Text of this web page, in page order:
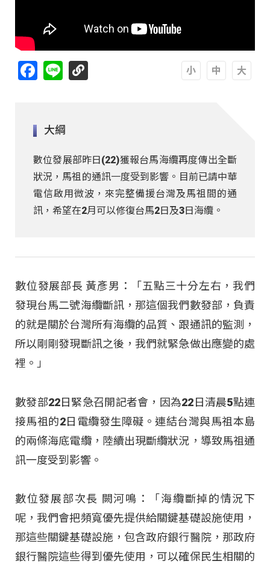
Facebook
Line
大綱
數位發展部昨日(22)獲報台馬海纜再度傳出全斷
狀況，馬祖的通訊一度受到影響。目前已請中華
電信啟用微波，來完整備援台灣及馬祖間的通
訊，希望在2月可以修復台馬2日及3日海纜。
數位發展部長 黃彥男：「五點三十分左右，我們
發現台馬二號海纜斷訊，那這個我們數發部，負責
的就是關於台灣所有海纜的品質、跟通訊的監測，
所以剛剛發現斷訊之後，我們就緊急做出應變的處
裡。」
數發部22日緊急召開記者會，因為22日清晨5點連
接馬祖的2日電纜發生障礙。連結台灣與馬祖本島
的兩條海底電纜，陸續出現斷纜狀況，導致馬祖通
訊一度受到影響。
數位發展部次長 闕河鳴：「海纜斷掉的情況下
呢，我們會把頻寬優先提供給關鍵基礎設施使用，
那這些關鍵基礎設施，包含政府銀行醫院，那政府
銀行醫院這些得到優先使用，可以確保民生相關的